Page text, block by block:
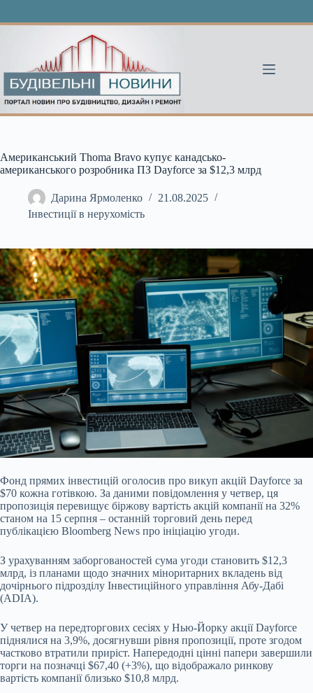
Американський Thoma Bravo купує канадсько-
американського розробника ПЗ Dayforce за $12,3 млрд
Дарина Ярмоленко
21.08.2025
Інвестиції в нерухомість
Фонд прямих інвестицій оголосив про викуп акцій Dayforce за
$70 кожна готівкою. За даними повідомлення у четвер, ця
пропозиція перевищує біржову вартість акцій компаніїна 32%
станом на 15 серпня – останній торговий день перед
публікацією Bloomberg News про ініціацію угоди.
З урахуванням заборгованостей сума угоди становить $12,3
млрд, із планами щодо значних міноритарних вкладень від
дочірнього підрозділу Інвестиційного управління Абу-Дабі
(ADIA).
У четвер на передторгових сесіях у Нью-Йорку акції Dayforce
піднялися на 3,9%, досягнувши рівня пропозиції, проте згодом
частково втратили приріст. Напередодні цінні папери завершили
торги на позначці $67,40 (+3%), що відображало ринкову
вартість компанії близько $10,8 млрд.